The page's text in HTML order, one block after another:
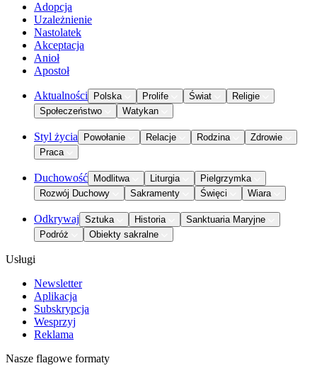
Adopcja
Uzależnienie
Nastolatek
Akceptacja
Anioł
Apostoł
Aktualności Polska Prolife Świat
Religie
Społeczeństwo
Watykan
Styl życia Powołanie Relacje Rodzina
Zdrowie
Praca
Duchowość Modlitwa Liturgia
Pielgrzymka
Rozwój Duchowy
Sakramenty Święci Wiara
Odkrywaj Sztuka Historia
Sanktuaria Maryjne
Podróż
Obiekty sakralne
Usługi
Newsletter
Aplikacja
Subskrypcja
Wesprzyj
Reklama
Nasze flagowe formaty